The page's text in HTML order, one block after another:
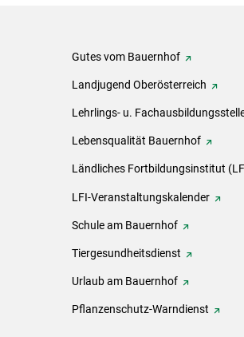
Gutes vom Bauernhof
Landjugend Oberösterreich
Lehrlings- u.
Lebensqualität Bauernhof
Ländliches Fortbildungsinstitut
LFI-Veranstaltungskalender
Schule am Bauernhof
Tiergesundheitsdienst
Urlaub am Bauernhof
Pflanzenschutz-Warndienst